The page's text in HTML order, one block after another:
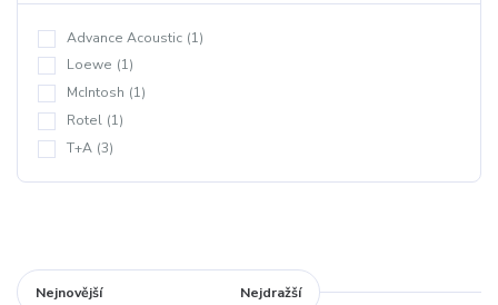
Advance Acoustic (1)
Loewe (1)
McIntosh (1)
Rotel (1)
T+A (3)
Nejnovější Nejdražší